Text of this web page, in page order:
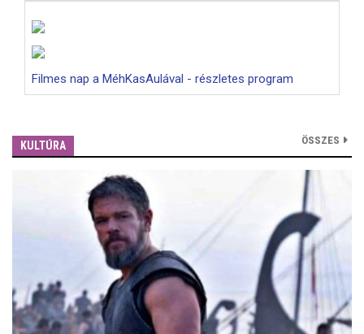
Filmes nap a MéhKasAulával - részletes program
KULTÚRA ÖSSZES